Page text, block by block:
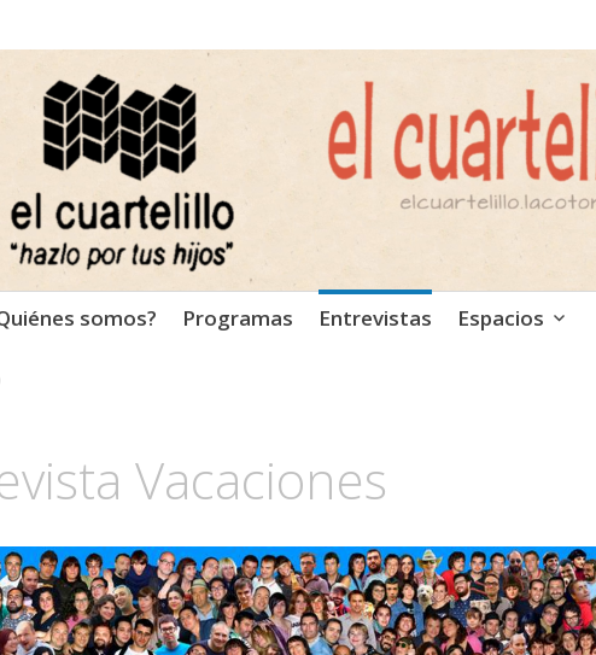
El Cuartelillode radio de música independiente. Podcast
somos? Programas Entrevistas Espacios
Vacaciones